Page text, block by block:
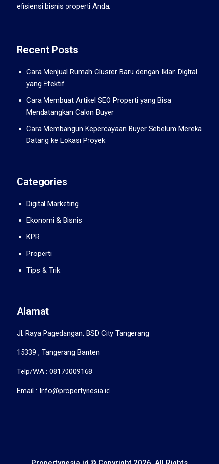
efisiensi bisnis properti Anda.
Recent Posts
Cara Menjual Rumah Cluster Baru dengan Iklan Digital
yang Efektif
Cara Membuat Artikel SEO Properti yang Bisa
Mendatangkan Calon Buyer
Cara Membangun Kepercayaan Buyer Sebelum Mereka
Datang ke Lokasi Proyek
Categories
Digital Marketing
Ekonomi & Bisnis
KPR
Properti
Tips & Trik
Alamat
Jl. Raya Pagedangan, BSD City Tangerang
15339 , Tangerang Banten
Telp/WA : 08170009168
Email : Info@propertynesia.id